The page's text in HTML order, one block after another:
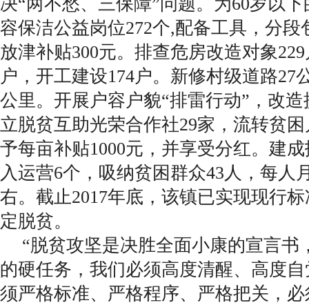
容保洁公益岗位272个,配备工具，分段
放津补贴300元。排查危房改造对象
户，开工建设174户。新修村级道路27
公里。开展户容户貌“排雷行动”，改
立脱贫互助光荣合作社29家，流转贫
予每亩补贴1000元，并享受分红。建
入运营6个，吸纳贫困群众43人，每人
右。截止2017年底，该镇已实现现行
定脱贫。
“脱贫攻坚是决胜全面小康的宣言书
的硬任务，我们必须高度清醒、高度
须严格标准、严格程序、严格把关，